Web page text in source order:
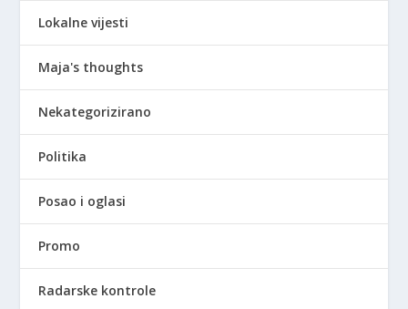
Lokalne vijesti
Maja's thoughts
Nekategorizirano
Politika
Posao i oglasi
Promo
Radarske kontrole